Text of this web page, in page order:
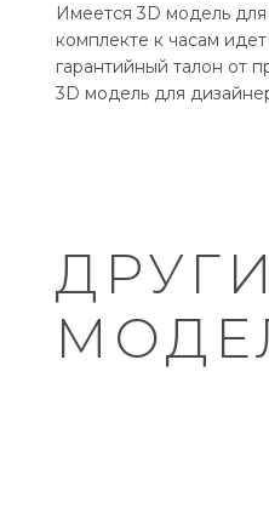
Имеется 3D модель
комплекте к часам
гарантийный талон от
3D модель для